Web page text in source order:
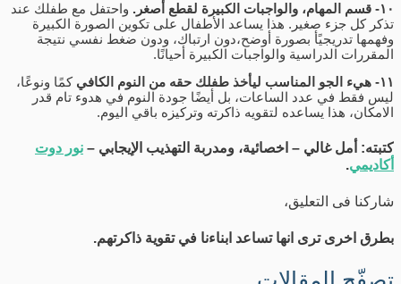
١٠- قسم المهام، والواجبات الكبيرة لقطع أصغر.
واحتفل مع طفلك عند
تذكر كل جزء صغير. هذا يساعد الأطفال على تكوين الصورة الكبيرة
وفهمها تدريجيًأ بصورة أوضح،دون ارتباك، ودون ضغط نفسي نتيجة
المقررات الدراسية والواجبات الكبيرة أحيانًا.
١١- هيء الجو المناسب ليأخذ طفلك حقه من النوم الكافي
كمًا ونوعًا،
ليس فقط في عدد الساعات، بل أيضًا جودة النوم في هدوء تام قدر
الامكان، هذا يساعده لتقويه ذاكرته وتركيزه باقي اليوم.
كتبته: أمل غالي – اخصائية، ومدربة التهذيب الإيجابي –نور دوت
أكاديمي
شاركنا فى التعليق،
بطرق اخرى ترى انها تساعد ابناءنا في تقوية ذاكرتهم.